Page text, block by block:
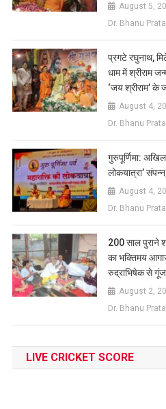
August 5,
Dr. Bhanu
प्रगटे रघुनाथ,
धाम में श्रीराम
‘जय श्रीराम’ के
August 4,
Dr. Bhanu
गुरुपूर्णिमा: अखिल
लोकयात्रा’
August 4,
Dr. Bhanu
200 साल पुराने
का भक्तिमय
रुद्राभिषेक से
August 2,
Dr. Bhanu
LIVE CRICKET SCORE